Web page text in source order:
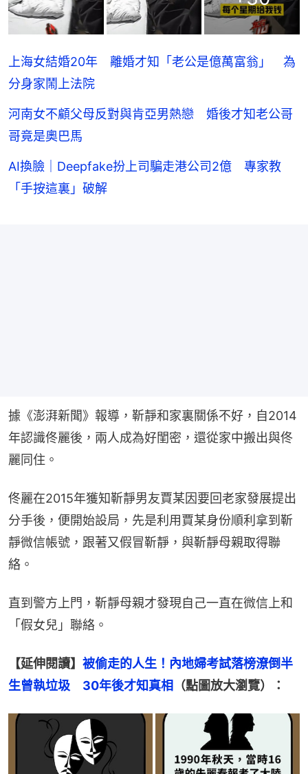
上海女結婚20年 離婚才知「老公是億萬富翁」 為
分身家鬧上法院
河南女不顧父母反對與肯亞男熱戀 婚後才知老公哥
哥竟是奧巴馬
AI換臉｜Deepfake扮上司騙走港公司2億 專家教
「手按這裏」破解
據《澎湃新聞》報導，靳靜和家裏關係不好，自2014
年認識佟麗後，兩人成為好閨密，還從家中搬出與佟
麗同住。
佟麗在2015年獲知靳靜男友賈某因要回老家發展提出
分手後，便開始設局，先是利用賈某身份順利拿到靳
靜微信帳號，跟著又假冒靳靜，與靳靜母親取得聯
絡。
直到警方上門，靳靜母親才發現自己一直在微信上和
「假女兒」聯絡。
【延伸閱讀】 被偷走的人生！內地婦考試落榜潦倒半
生曾執垃圾　30年後才知真相 （點圖放大瀏覽）：